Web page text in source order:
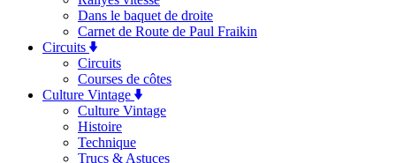
Dans le baquet de droite
Carnet de Route de Paul Fraikin
Circuits
Circuits
Courses de côtes
Culture Vintage
Culture Vintage
Histoire
Technique
Trucs & Astuces